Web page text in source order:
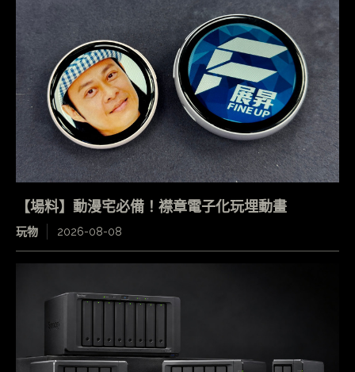
【場料】動漫宅必備！襟章電子化玩埋動畫
玩物 2026-08-08